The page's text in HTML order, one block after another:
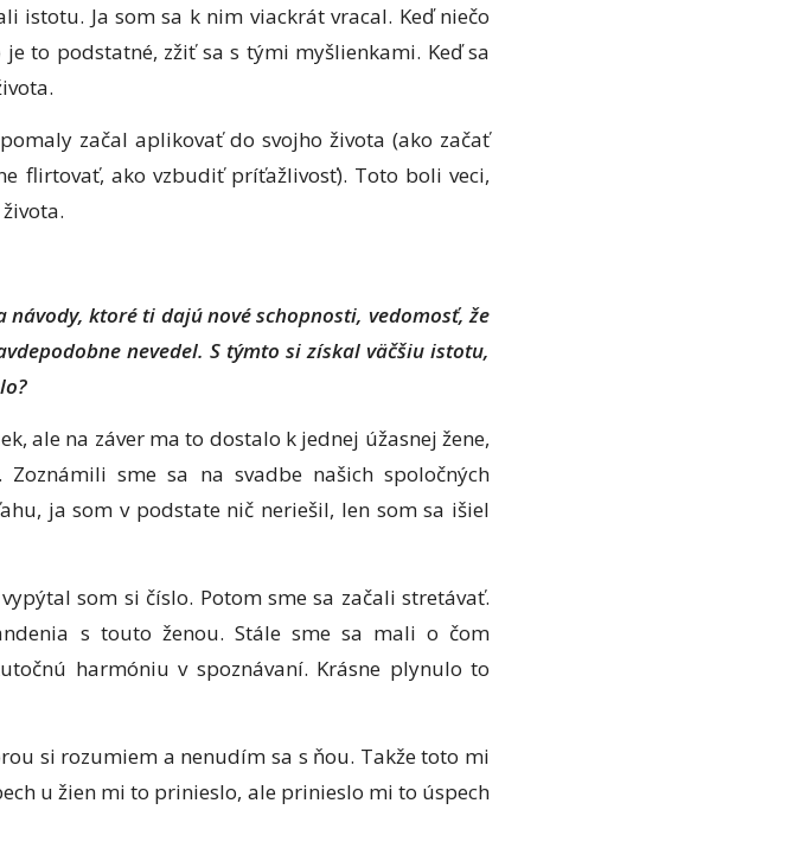
istotu. Ja som sa k nim viackrát vracal. Keď niečo
to podstatné, zžiť sa s tými myšlienkami. Keď sa
začal aplikovať do svojho života (ako začať
flirtovať, ako vzbudiť príťažlivosť). Toto boli veci,
ktoré ti dajú nové schopnosti, vedomosť, že
nevedel. S týmto si získal väčšiu istotu,
ale na záver ma to dostalo k jednej úžasnej žene,
sme sa na svadbe našich spoločných
ja som v podstate nič neriešil, len som sa išiel
som si číslo. Potom sme sa začali stretávať.
s touto ženou. Stále sme sa mali o čom
harmóniu v spoznávaní. Krásne plynulo to
si rozumiem a nenudím sa s ňou. Takže toto mi
u žien mi to prinieslo, ale prinieslo mi to úspech